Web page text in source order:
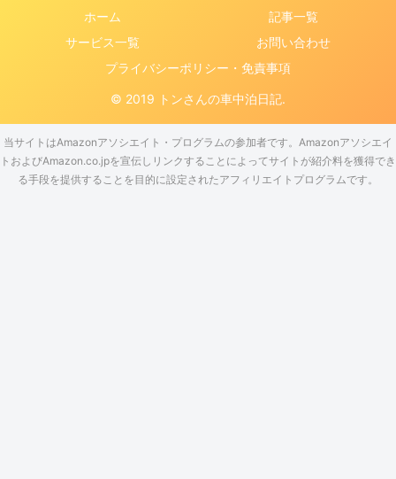
ホーム
記事一覧
サービス一覧
お問い合わせ
プライバシーポリシー・免責事項
© 2019 トンさんの車中泊日記.
当サイトはAmazonアソシエイト・プログラムの参加者です。Amazonアソシエイ
トおよびAmazon.co.jpを宣伝しリンクすることによってサイトが紹介料を獲得でき
る手段を提供することを目的に設定されたアフィリエイトプログラムです。